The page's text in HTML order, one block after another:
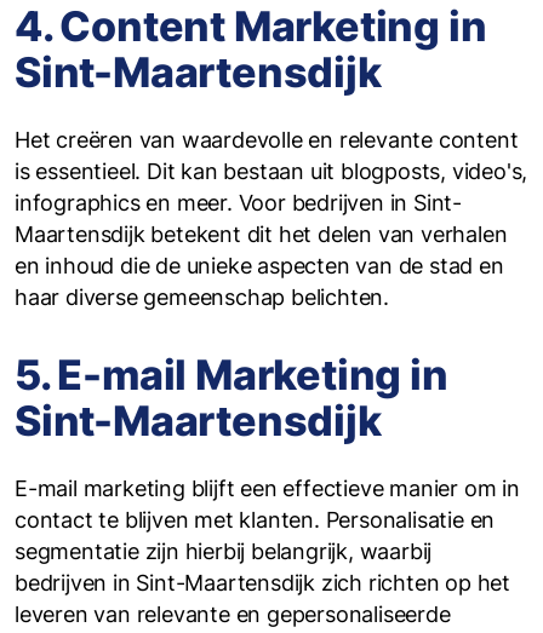
4. Content Marketing in
Sint-Maartensdijk
Het creëren van waardevolle en relevante content
is essentieel. Dit kan bestaan uit blogposts, video's,
infographics en meer. Voor bedrijven in Sint-
Maartensdijk betekent dit het delen van verhalen
en inhoud die de unieke aspecten van de stad en
haar diverse gemeenschap belichten.
5. E-mail Marketing in
Sint-Maartensdijk
E-mail marketing blijft een effectieve manier om in
contact te blijven met klanten. Personalisatie en
segmentatie zijn hierbij belangrijk, waarbij
bedrijven in Sint-Maartensdijk zich richten op het
leveren van relevante en gepersonaliseerde